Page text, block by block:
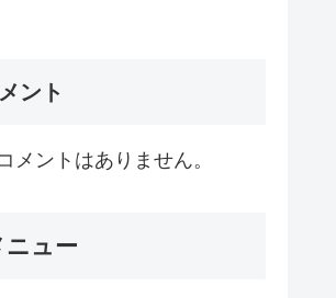
ント
メントはありません。
ニュー